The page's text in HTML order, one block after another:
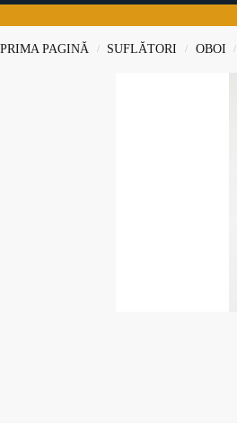
PRIMA PAGINĂ / SUFLĂTORI / OBOI /